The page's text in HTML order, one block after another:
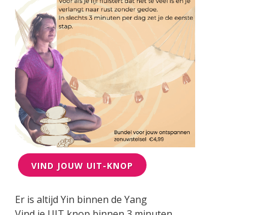
VIND JOUW UIT-KNOP
Er is altijd Yin binnen de Yang